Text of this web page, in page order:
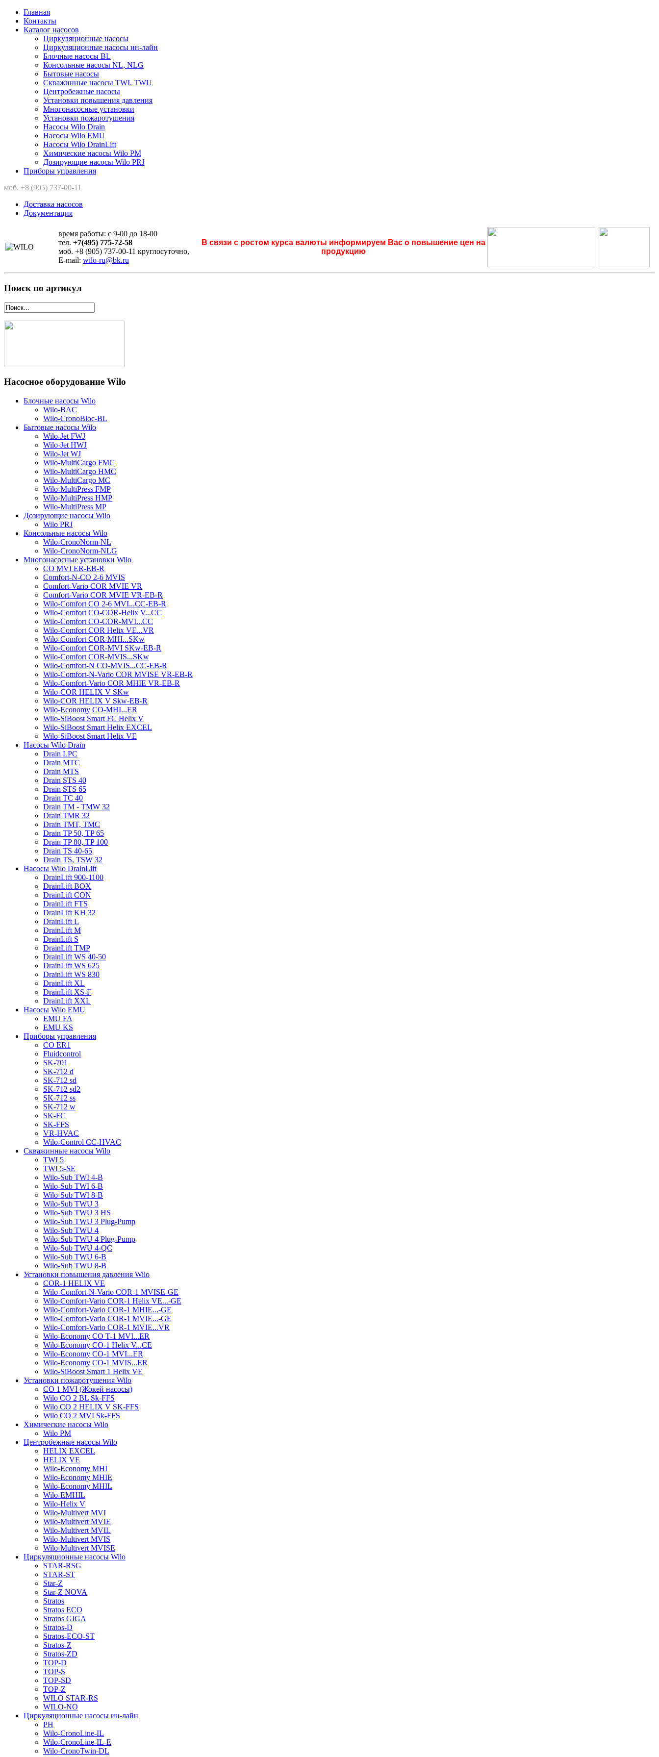
Главная
Контакты
Каталог насосов
Циркуляционные насосы
Циркуляционные насосы ин-лайн
Блочные насосы BL
Консольные насосы NL, NLG
Бытовые насосы
Скважинные насосы TWI, TWU
Центробежные насосы
Установки повышения давления
Многонасосные установки
Установки пожаротушения
Насосы Wilo Drain
Насосы Wilo EMU
Насосы Wilo DrainLift
Химические насосы Wilo PM
Дозирующие насосы Wilo PRJ
Приборы управления
моб. +8 (905) 737-00-11
Доставка насосов
Документация
время работы: с 9-00 до 18-00
тел. +7(495) 775-72-58
моб. +8 (905) 737-00-11 круглосуточно,
E-mail: wilo-ru@bk.ru
В связи с ростом курса валюты информируем Вас о повышение цен на
продукцию
Поиск по артикул
Насосное оборудование Wilo
Блочные насосы Wilo
Wilo-BAC
Wilo-CronoBloc-BL
Бытовые насосы Wilo
Wilo-Jet FWJ
Wilo-Jet HWJ
Wilo-Jet WJ
Wilo-MultiCargo FMC
Wilo-MultiCargo HMC
Wilo-MultiCargo MC
Wilo-MultiPress FMP
Wilo-MultiPress HMP
Wilo-MultiPress MP
Дозирующие насосы Wilo
Wilo PRJ
Консольные насосы Wilo
Wilo-CronoNorm-NL
Wilo-CronoNorm-NLG
Многонасосные установки Wilo
CO MVI ER-EB-R
Comfort-N-CO 2-6 MVIS
Comfort-Vario COR MVIE VR
Comfort-Vario COR MVIE VR-EB-R
Wilo-Comfort CO 2-6 MVI...CC-EB-R
Wilo-Comfort CO-COR-Helix V...CC
Wilo-Comfort CO-COR-MVI...CC
Wilo-Comfort COR Helix VE...VR
Wilo-Comfort COR-MHI...SKw
Wilo-Comfort COR-MVI SKw-EB-R
Wilo-Comfort COR-MVIS...SKw
Wilo-Comfort-N CO-MVIS...CC-EB-R
Wilo-Comfort-N-Vario COR MVISE VR-EB-R
Wilo-Comfort-Vario COR MHIE VR-EB-R
Wilo-COR HELIX V SKw
Wilo-COR HELIX V Skw-EB-R
Wilo-Economy CO-MHI...ER
Wilo-SiBoost Smart FC Helix V
Wilo-SiBoost Smart Helix EXCEL
Wilo-SiBoost Smart Helix VE
Насосы Wilo Drain
Drain LPC
Drain MTC
Drain MTS
Drain STS 40
Drain STS 65
Drain TC 40
Drain TM - TMW 32
Drain TMR 32
Drain TMT, TMC
Drain TP 50, TP 65
Drain TP 80, TP 100
Drain TS 40-65
Drain TS, TSW 32
Насосы Wilo DrainLift
DrainLift 900-1100
DrainLift BOX
DrainLift CON
DrainLift FTS
DrainLift KH 32
DrainLift L
DrainLift M
DrainLift S
DrainLift TMP
DrainLift WS 40-50
DrainLift WS 625
DrainLift WS 830
DrainLift XL
DrainLift XS-F
DrainLift XXL
Насосы Wilo EMU
EMU FA
EMU KS
Приборы управления
CO ER1
Fluidcontrol
SK-701
SK-712 d
SK-712 sd
SK-712 sd2
SK-712 ss
SK-712 w
SK-FC
SK-FFS
VR-HVAC
Wilo-Control CC-HVAC
Скважинные насосы Wilo
TWI 5
TWI 5-SE
Wilo-Sub TWI 4-B
Wilo-Sub TWI 6-B
Wilo-Sub TWI 8-B
Wilo-Sub TWU 3
Wilo-Sub TWU 3 HS
Wilo-Sub TWU 3 Plug-Pump
Wilo-Sub TWU 4
Wilo-Sub TWU 4 Plug-Pump
Wilo-Sub TWU 4-QC
Wilo-Sub TWU 6-B
Wilo-Sub TWU 8-B
Установки повышения давления Wilo
COR-1 HELIX VE
Wilo-Comfort-N-Vario COR-1 MVISE-GE
Wilo-Comfort-Vario COR-1 Helix VE...-GE
Wilo-Comfort-Vario COR-1 MHIE...-GE
Wilo-Comfort-Vario COR-1 MVIE...-GE
Wilo-Comfort-Vario COR-1 MVIE...VR
Wilo-Economy CO T-1 MVI...ER
Wilo-Economy CO-1 Helix V...CE
Wilo-Economy CO-1 MVI...ER
Wilo-Economy CO-1 MVIS...ER
Wilo-SiBoost Smart 1 Helix VE
Установки пожаротушения Wilo
CO 1 MVI (Жокей насосы)
Wilo CO 2 BL Sk-FFS
Wilo CO 2 HELIX V SK-FFS
Wilo CO 2 MVI Sk-FFS
Химические насосы Wilo
Wilo PM
Центробежные насосы Wilo
HELIX EXCEL
HELIX VE
Wilo-Economy MHI
Wilo-Economy MHIE
Wilo-Economy MHIL
Wilo-EMHIL
Wilo-Helix V
Wilo-Multivert MVI
Wilo-Multivert MVIE
Wilo-Multivert MVIL
Wilo-Multivert MVIS
Wilo-Multivert MVISE
Циркуляционные насосы Wilo
STAR-RSG
STAR-ST
Star-Z
Star-Z NOVA
Stratos
Stratos ECO
Stratos GIGA
Stratos-D
Stratos-ECO-ST
Stratos-Z
Stratos-ZD
TOP-D
TOP-S
TOP-SD
TOP-Z
WILO STAR-RS
WILO-NO
Циркуляционные насосы ин-лайн
PH
Wilo-CronoLine-IL
Wilo-CronoLine-IL-E
Wilo-CronoTwin-DL